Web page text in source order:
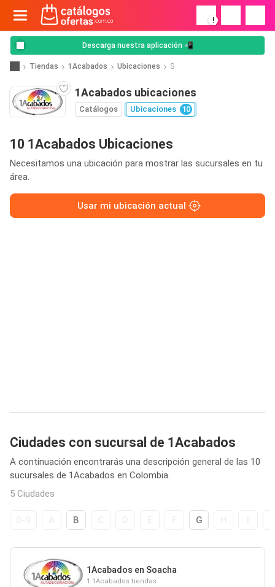
!
Descarga nuestra aplicación 📲
Tiendas 1Acabados Ubicaciones S
1Acabados ubicaciones
Catálogos Ubicaciones 10
10 1Acabados Ubicaciones
Necesitamos una ubicación para mostrar las sucursales en tu
área.
Usar mi ubicación actual
Ciudades con sucursal de 1Acabados
A continuación encontrarás una descripción general de las 10
sucursales de 1Acabados en Colombia.
5 Ciudades
B G
1Acabados en Soacha
1 1Acabados tiendas